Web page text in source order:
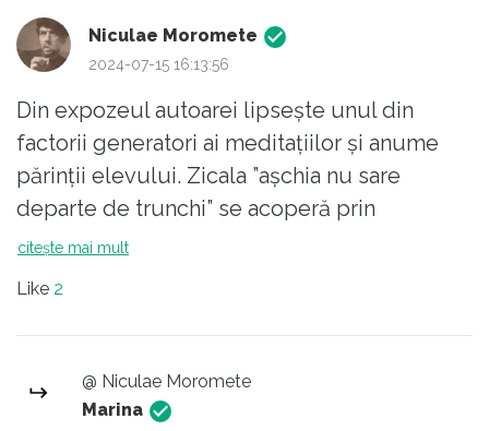
Niculae Moromete
2024-07-15 16:13:56
Din expozeul autoarei lipsește unul din
factorii generatori ai meditațiilor și anume
părinții elevului. Zicala ”așchia nu sare
departe de trunchi” se acoperă prin
perseverența părinților de a-și medita
corupției intelectuale, că doar nu i-o da notă
mică după ce că-l meditează. ... e prea mult
de analizat cauzal ca să poți explica într-un
citește mai mult
Like 2
@ Niculae Moromete
Marina